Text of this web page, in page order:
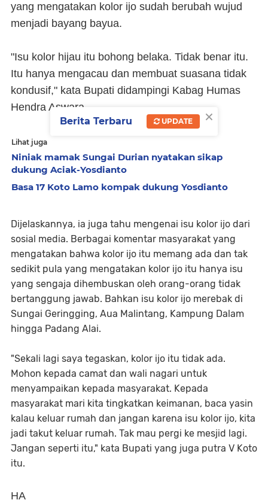
yang mengatakan kolor ijo sudah berubah wujud
menjadi bayang bayua.
"Isu kolor hijau itu bohong belaka. Tidak benar itu.
Itu hanya mengacau dan membuat suasana tidak
kondusif," kata Bupati didampingi Kabag Humas
Hendra Aswara.
Lihat juga
Niniak mamak Sungai Durian nyatakan sikap
dukung Aciak-Yosdianto
Basa 17 Koto Lamo kompak dukung Yosdianto
Dijelaskannya, ia juga tahu mengenai isu kolor ijo dari
sosial media. Berbagai komentar masyarakat yang
mengatakan bahwa kolor ijo itu memang ada dan tak
sedikit pula yang mengatakan kolor ijo itu hanya isu
yang sengaja dihembuskan oleh orang-orang tidak
bertanggung jawab. Bahkan isu kolor ijo merebak di
Sungai Geringging, Aua Malintang, Kampung Dalam
hingga Padang Alai.
"Sekali lagi saya tegaskan, kolor ijo itu tidak ada.
Mohon kepada camat dan wali nagari untuk
menyampaikan kepada masyarakat. Kepada
masyarakat mari kita tingkatkan keimanan, baca yasin
kalau keluar rumah dan jangan karena isu kolor ijo, kita
jadi takut keluar rumah. Tak mau pergi ke mesjid lagi.
Jangan seperti itu," kata Bupati yang juga putra V Koto
itu.
HA
×
Berita Terbaru UPDATE